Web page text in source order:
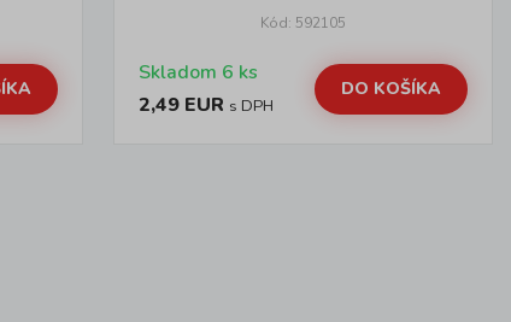
Kód: 592105
Skladom 6 ks
2,49 EUR s DPH
DO KOŠÍKA